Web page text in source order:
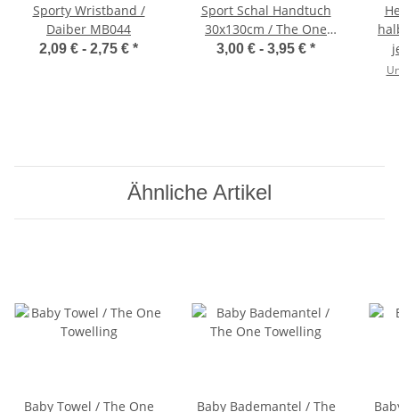
Sporty Wristband /
Daiber MB044
2,09 € - 2,75 € *
Sport Schal Handtuch
30x130cm / The One
Towelling T1-SPORT
3,00 € - 3,95 € *
Ähnliche Artikel
Baby Towel / The One
Baby Bademantel / The